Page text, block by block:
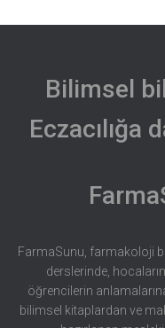
Bilimsel
Eczacılığa
FarmaSunu, farmakoloji
derslerinde,
öğrencilerin
bilimsel kitaplardan ve